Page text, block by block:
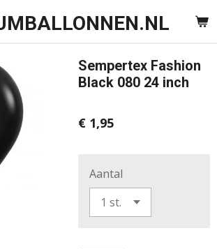
Sempertex Fashion
Black 080 24 inch
€ 1,95
Aantal